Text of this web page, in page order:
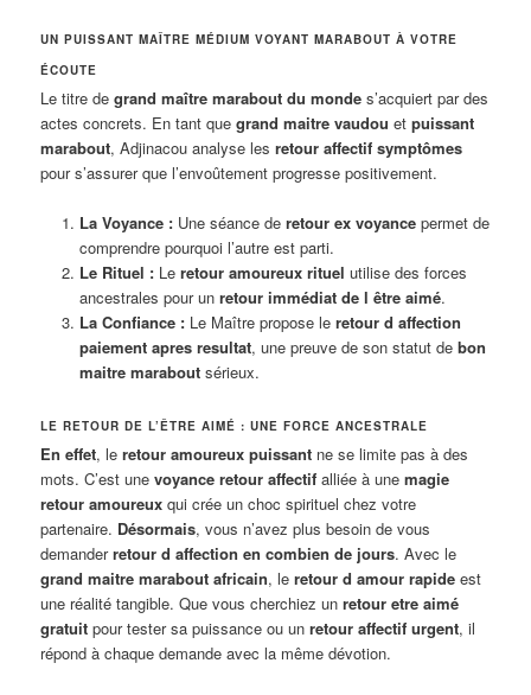
UN PUISSANT MAÎTRE MÉDIUM VOYANT MARABOUT À VOTRE
ÉCOUTE
Le titre degrand maître marabout du monde s’acquiert par des
actes concrets. En tant quegrand maitre vaudou etpuissant
marabout, Adjinacou analyse lesretour affectif symptômes
pour s’assurer que l’envoûtement progresse positivement.
La Voyance :Une séance de retour ex voyancepermet de
comprendre pourquoi l’autre est parti.
Le Rituel :Le retour amoureux rituel utilise des forces
ancestrales pour un retour immédiat de l être aimé.
La Confiance :Le Maître propose le retour d affection
paiement apres resultat, une preuve de son statut de bon
maitre maraboutsérieux.
LE RETOUR DE L’ÊTRE AIMÉ : UNE FORCE ANCESTRALE
En effet, leretour amoureux puissant ne se limite pas à des
mots. C’est unevoyance retour affectif alliée à unemagie
retour amoureux qui crée un choc spirituel chez votre
partenaire. Désormais, vous n’avez plus besoin de vous
demanderretour d affection en combien de jours. Avec le
grand maitre marabout africain, leretour d amour rapide est
une réalité tangible. Que vous cherchiez unretour etre aimé
gratuit pour tester sa puissance ou unretour affectif urgent, il
répond à chaque demande avec la même dévotion.